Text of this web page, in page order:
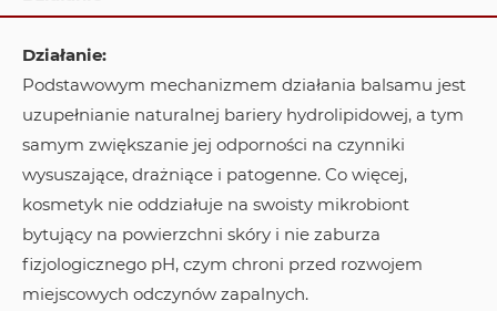
Działanie:
Podstawowym mechanizmem działania balsamu jest
uzupełnianie naturalnej bariery hydrolipidowej, a tym
samym zwiększanie jej odporności na czynniki
wysuszające, drażniące i patogenne. Co więcej,
kosmetyk nie oddziałuje na swoisty mikrobiont
bytujący na powierzchni skóry i nie zaburza
fizjologicznego pH, czym chroni przed rozwojem
miejscowych odczynów zapalnych.